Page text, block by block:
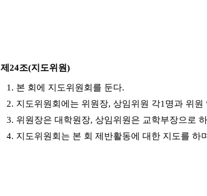
제24조(지도위원)
1. 본 회에 지도위원회를 둔다.
2. 지도위원회에는 위원장, 상임위원 각1명과 위원
3. 위원장은 대학원장, 상임위원은 교학부장으로
4. 지도위원회는 본 회 제반활동에 대한 지도를 하